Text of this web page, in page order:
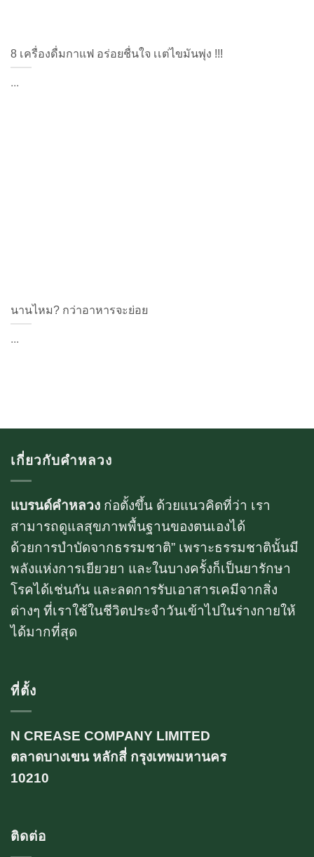
8 เครื่องดื่มกาแฟ อร่อยชื่นใจ เเต่ไขมันพุ่ง !!!
...
นานไหม? กว่าอาหารจะย่อย
...
เกี่ยวกับคำหลวง
แบรนด์คำหลวง ก่อตั้งขึ้น ด้วยแนวคิดที่ว่า เรา
สามารถดูแลสุขภาพพื้นฐานของตนเองได้
ด้วยการบำบัดจากธรรมชาติ” เพราะธรรมชาตินั้นมี
พลังแห่งการเยียวยา และในบางครั้งก็เป็นยารักษา
โรคได้เช่นกัน และลดการรับเอาสารเคมีจากสิ่ง
ต่างๆ ที่เราใช้ในชีวิตประจำวันเข้าไปในร่างกายให้
ได้มากที่สุด
ที่ตั้ง
N CREASE COMPANY LIMITED
ตลาดบางเขน หลักสี่ กรุงเทพมหานคร
10210
ติดต่อ